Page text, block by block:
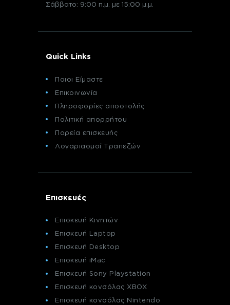
Σάββατο: 9:00 π.μ. με 15:00 μ.μ.
Quick Links
Ποιοι Είμαστε
Επικοινωνία
Πληροφορίες αποστολής
Πολιτική απορρήτου
Πορεία επισκευής
Λογαριασμοί Τραπεζών
Επισκευές
Επισκευή Κινητών
Επισκευή Laptop
Επισκευή Desktop
Επισκευή iMac
Επισκευή Sony Playstation
Επισκευή κονσόλας XBOX
Επισκευή κονσόλας Nintendo